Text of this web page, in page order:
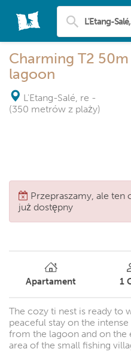
Charming T2
lagoon
L'Etang-Salé, re -
(350 metrów z plaży)
Przepraszamy, ale
już dostępny
Apartament 1
The cozy ti nest is ready to
peaceful stay on the
from the lagoon and on the
area of the small fishing